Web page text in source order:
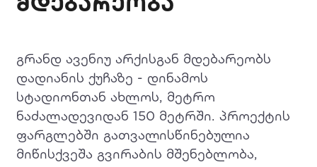
გრანდ ავენიუ არქისგან მდებარეობს
დადიანის ქუჩაზე - დინამოს
სტადიონთან ახლოს, მეტრო
ნაძალადევიდან 150 მეტრში. პროექტის
ფარგლებში გათვალისწინებულია
მიწისქვეშა გვირაბის მშენებლობა,